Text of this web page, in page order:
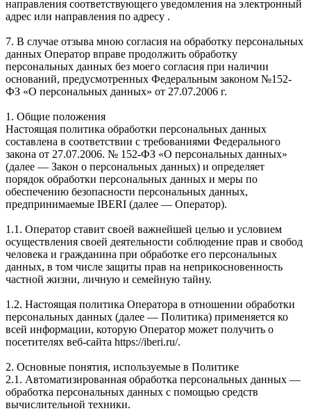
направления соответствующего уведомления на электронный
адрес или направления по адресу .
7. В случае отзыва мною согласия на обработку персональных
данных Оператор вправе продолжить обработку
персональных данных без моего согласия при наличии
оснований, предусмотренных Федеральным законом №152-
ФЗ «О персональных данных» от 27.07.2006 г.
1. Общие положения
Настоящая политика обработки персональных данных
составлена в соответствии с требованиями Федерального
закона от 27.07.2006. № 152-ФЗ «О персональных данных»
(далее — Закон о персональных данных) и определяет
порядок обработки персональных данных и меры по
обеспечению безопасности персональных данных,
предпринимаемые IBERI (далее — Оператор).
1.1. Оператор ставит своей важнейшей целью и условием
осуществления своей деятельности соблюдение прав и свобод
человека и гражданина при обработке его персональных
данных, в том числе защиты прав на неприкосновенность
частной жизни, личную и семейную тайну.
1.2. Настоящая политика Оператора в отношении обработки
персональных данных (далее — Политика) применяется ко
всей информации, которую Оператор может получить о
посетителях веб-сайта https://iberi.ru/.
2. Основные понятия, используемые в Политике
2.1. Автоматизированная обработка персональных данных —
обработка персональных данных с помощью средств
вычислительной техники.